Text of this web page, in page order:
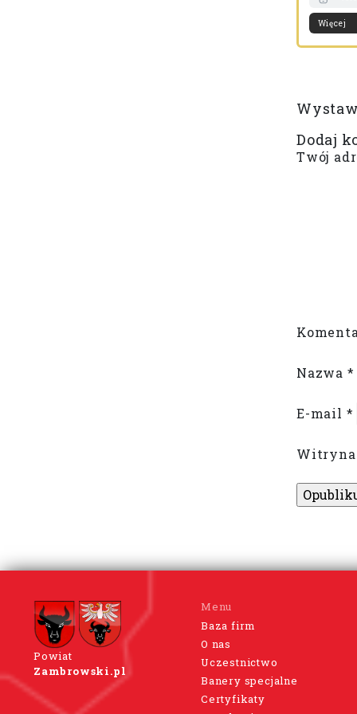
Więcej
Dodaj
Twój
Nazwa *
E-mail *
Powiat
Zambrowski.pl
Menu
Baza firm
O nas
Uczestnictwo
Banery specjalne
Certyfikaty